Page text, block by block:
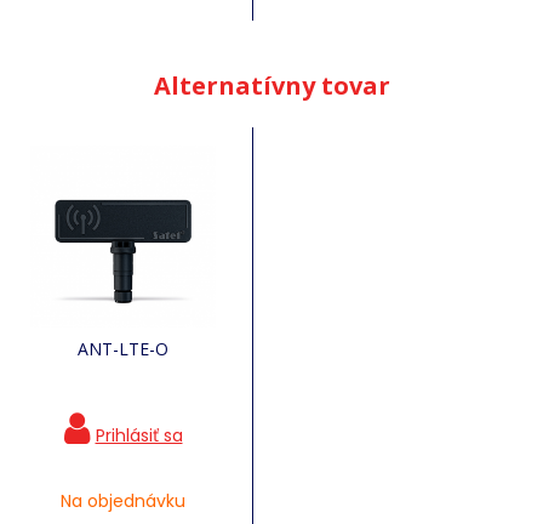
Alternatívny tovar
ANT-LTE-O
Na objednávku